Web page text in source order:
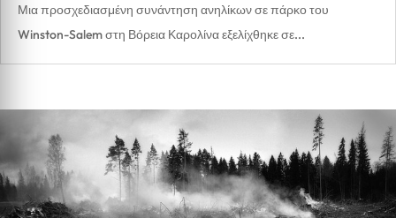
Μια προσχεδιασμένη συνάντηση ανηλίκων σε πάρκο του
Winston-Salem στη Βόρεια Καρολίνα εξελίχθηκε σε...